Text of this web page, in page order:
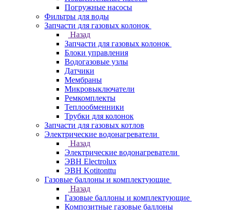
Погружные насосы
Фильтры для воды
Запчасти для газовых колонок
Назад
Запчасти для газовых колонок
Блоки управления
Водогазовые узлы
Датчики
Мембраны
Микровыключатели
Ремкомплекты
Теплообменники
Трубки для колонок
Запчасти для газовых котлов
Электрические водонагреватели
Назад
Электрические водонагреватели
ЭВН Electrolux
ЭВН Kotitonttu
Газовые баллоны и комплектующие
Назад
Газовые баллоны и комплектующие
Композитные газовые баллоны